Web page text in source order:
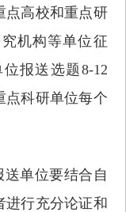
点高校和重点研
机构等单位征
报送选题8-12
点科研单位每个
单位要结合自
进行充分论证和